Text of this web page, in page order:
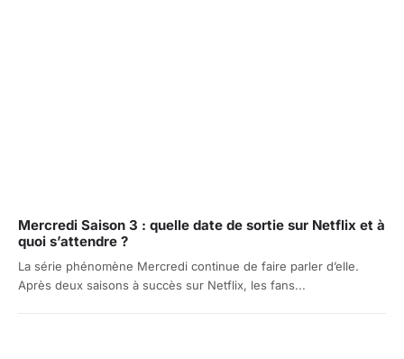
Mercredi Saison 3 : quelle date de sortie sur Netflix et à
quoi s’attendre ?
La série phénomène Mercredi continue de faire parler d’elle.
Après deux saisons à succès sur Netflix, les fans...